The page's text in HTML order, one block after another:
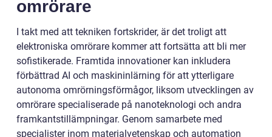
omrörare
I takt med att tekniken fortskrider, är det troligt att
elektroniska omrörare kommer att fortsätta att bli mer
sofistikerade. Framtida innovationer kan inkludera
förbättrad AI och maskininlärning för att ytterligare
autonoma omrörningsförmågor, liksom utvecklingen av
omrörare specialiserade på nanoteknologi och andra
framkantstillämpningar. Genom samarbete med
specialister inom materialvetenskap och automation